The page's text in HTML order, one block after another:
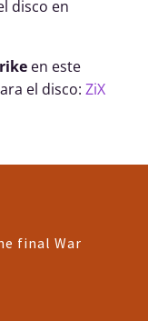
disco en
en este
el disco: ZiX
final War